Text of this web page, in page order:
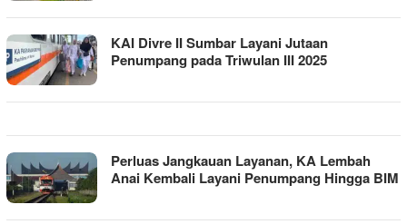
KAI Divre II Sumbar Layani Jutaan
Penumpang pada Triwulan III 2025
Perluas Jangkauan Layanan, KA Lembah
Anai Kembali Layani Penumpang Hingga BIM